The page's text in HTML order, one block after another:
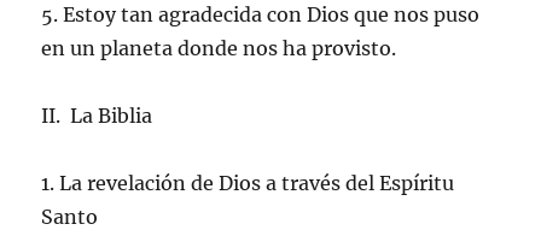
5. Estoy tan agradecida con Dios que nos puso
en un planeta donde nos ha provisto.
II. La Biblia
1. La revelación de Dios a través del Espíritu
Santo